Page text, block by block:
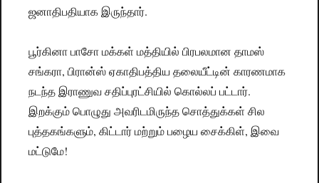
ஜனாதிபதியாக இருந்தார்.
பூர்கினா பாசோ மக்கள் மத்தியில் பிரபலமான தாமஸ்
சங்கரா, பிரான்ஸ் ஏகாதிபத்திய தலையீட்டின் காரணமாக
நடந்த இராணுவ சதிப்புரட்சியில் கொல்லப் பட்டார்.
இறக்கும் பொழுது அவரிடமிருந்த சொத்துக்கள் சில
புத்தகங்களும், கிட்டார் மற்றும் பழைய சைக்கிள், இவை
மட்டுமே!